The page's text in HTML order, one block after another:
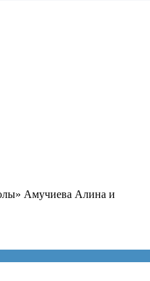
Амучиева Алина и